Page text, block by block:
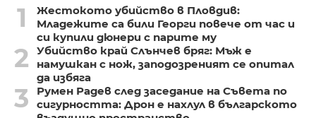
1
Жестокото убийство в Пловдив:
Младежите са били Георги повече от час и
си купили дюнери с парите му
2
Убийство край Слънчев бряг: Мъж е
намушкан с нож, заподозреният се опитал
да избяга
3
Румен Радев след заседание на Съвета по
сигурността: Дрон е нахлул в българското